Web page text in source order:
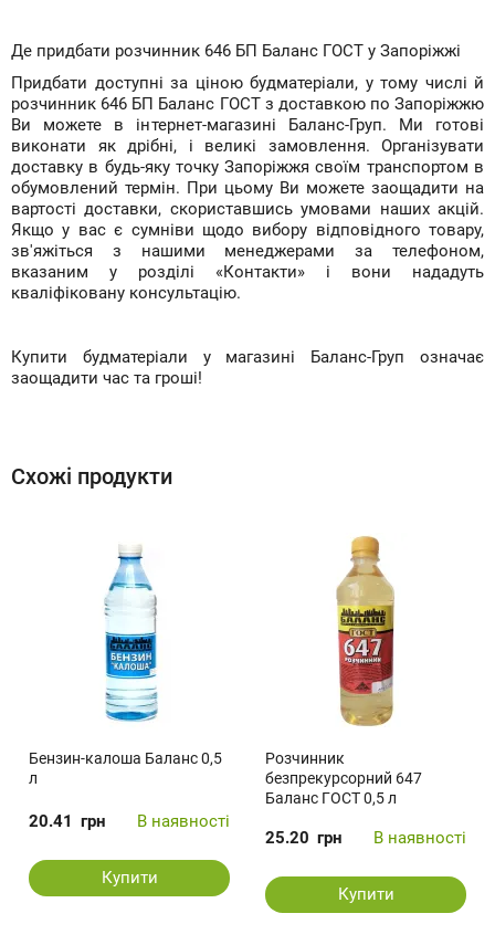
Де придбати розчинник 646 БП Баланс ГОСТ у Запоріжжі
Придбати доступні за ціною будматеріали, у тому числі й
розчинник 646 БП Баланс ГОСТ з доставкою по Запоріжжю
Ви можете в інтернет-магазині Баланс-Груп. Ми готові
виконати як дрібні, і великі замовлення. Організувати
доставку в будь-яку точку Запоріжжя своїм транспортом в
обумовлений термін. При цьому Ви можете заощадити на
вартості доставки, скориставшись умовами наших акцій.
Якщо у вас є сумніви щодо вибору відповідного товару,
зв'яжіться з нашими менеджерами за телефоном,
вказаним у розділі «Контакти» і вони нададуть
кваліфіковану консультацію.
Купити будматеріали у магазині Баланс-Груп означає
заощадити час та гроші!
Схожі продукти
Бензин-калоша Баланс 0,5
л
20.41 грн В наявності
Купити
Розчинник
безпрекурсорний 647
Баланс ГОСТ 0,5 л
25.20 грн В наявності
Купити